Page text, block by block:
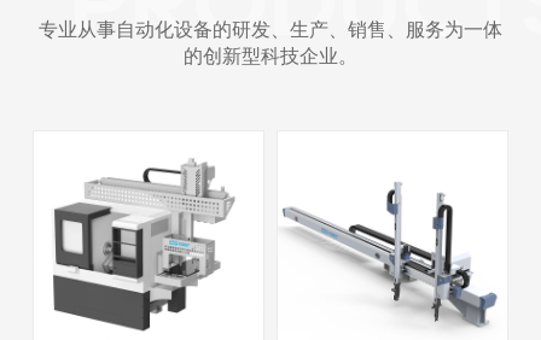
专业从事自动化设备的研发、生产、销售、服务为一体
的创新型科技企业。